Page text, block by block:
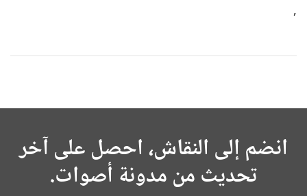
,
انضم إلى النقاش، احصل على آخر
تحديث من مدونة أصوات.